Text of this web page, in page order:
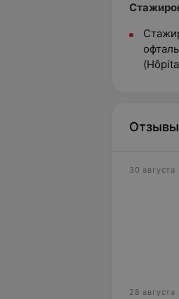
Отзывы
30 августа
28 августа